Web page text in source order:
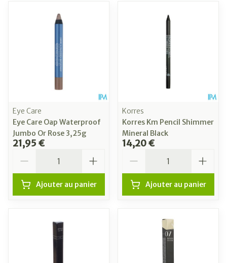
Eye Care
Eye Care Oap Waterproof
Jumbo Or Rose 3,25g
21,95 €
Ajouter au panier
Korres
Korres Km Pencil Shimmer
Mineral Black
14,20 €
Ajouter au panier